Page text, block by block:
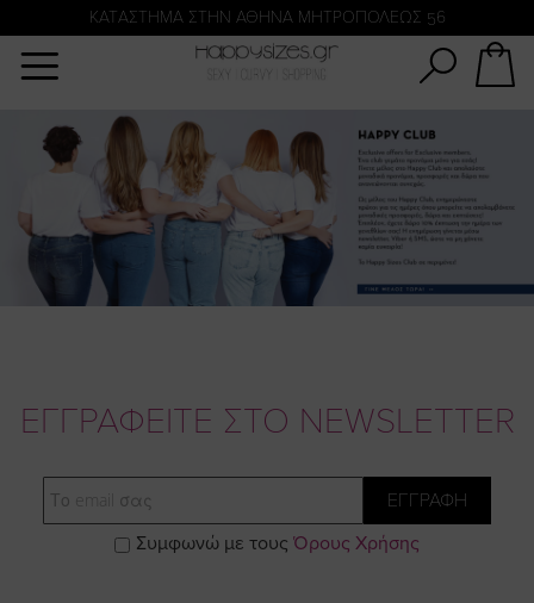
KATΑΣΤΗΜΑ ΣΤΗΝ ΑΘΗΝΑ ΜΗΤΡΟΠΟΛΕΩΣ 56
ΕΓΓΡΑΦΕΙΤΕ ΣΤΟ NEWSLETTER
Email
ΕΓΓΡΑΦΗ
Συμφωνώ με τους Όρους Χρήσης
Αναζήτηση